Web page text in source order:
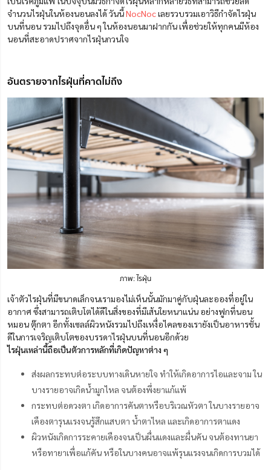
จำนวนไรฝุ่นในห้องนอนลงได้ วันนี้NocNocเลยรวบรวมเอาวิธีกําจัดไรฝุ่น
บนที่นอน รวมไปถึงจุดอื่น ๆ ในห้องนอนมาฝากกัน เพื่อช่วยให้ทุกคนมีห้อง
นอนที่สะอาดปราศจากไรฝุ่นกวนใจ
อันตรายจากไรฝุ่นที่คาดไม่ถึง
ภาพ: ไรฝุ่น
เจ้าตัวไรฝุ่นที่มีขนาดเล็กจนเรามองไม่เห็นนั้นมักมาคู่กับฝุ่นละอองที่อยู่ใน
อากาศ ซึ่งสามารถเติบโตได้ดีในสิ่งของที่มีเส้นใยหนาแน่น อย่างฟูกที่นอน
หมอน ตุ๊กตา อีกทั้งเซลล์ผิวหนังรวมไปถึงเหงื่อไคลของเรายังเป็นอาหารชั้น
ดีในการเจริญเติบโตของบรรดา​​ไรฝุ่นบนที่นอนอีกด้วย
ไรฝุ่นเหล่านี้ถือเป็นตัวการหลักที่เกิดปัญหาต่าง ๆ
ส่งผลกระทบต่อระบบทางเดินหายใจ ทำให้เกิดอาการไอและจาม ใน
บางรายอาจเกิดน้ำมูกไหล จนต้องพึ่งยาแก้แพ้
กระทบต่อดวงตา เกิดอาการคันตาหรือบริเวณหัวตา ในบางรายอาจ
เคืองตารุนแรงจนรู้สึกแสบตา น้ำตาไหล และเกิดอาการตาแดง
ผิวหนังเกิดการระคายเคืองจนเป็นผื่นแดงและผื่นคัน จนต้องทานยา
หรือทายาเพื่อแก้คัน หรือในบางคนอาจแพ้รุนแรงจนเกิดการบวมได้